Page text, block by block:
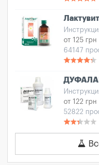
Лактувит
от 125 грн
64147
от 122 грн
52822